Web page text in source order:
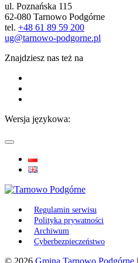
ul. Poznańska 115
62-080 Tarnowo Podgórne
tel. +48 61 89 59 200
ug@tarnowo-podgorne.pl
Znajdziesz nas też na
Wersja językowa:
Regulamin serwisu
Polityka prywatności
Archiwum
Cyberbezpieczeństwo
© 2026 Gmina Tarnowo Podgórne |